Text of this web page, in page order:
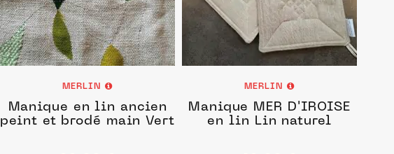
MERLIN
Manique en lin ancien
peint et brodé main Vert
MERLIN
Manique MER D'IROISE
en lin Lin naturel